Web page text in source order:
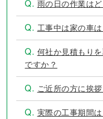
Q. 雨の日の作業は
Q. 工事中は家の車
Q. 何社か見積もり
ですか？
Q. ご近所の方に挨
Q. 実際の工事期間